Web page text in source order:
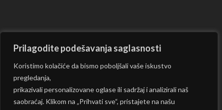
Prilagodite podešavanja saglasnosti
Koristimo kolačiće da bismo poboljšali vaše iskustvo
pregledanja,
prikazivali personalizovane oglase ili sadržaj i analizirali naš
saobraćaj. Klikom na „Prihvati sve“, pristajete na našu